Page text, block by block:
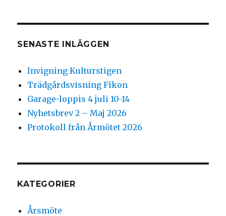
SENASTE INLÄGGEN
Invigning Kulturstigen
Trädgårdsvisning Fikon
Garage-loppis 4 juli 10-14
Nyhetsbrev 2 – Maj 2026
Protokoll från Årmötet 2026
KATEGORIER
Årsmöte